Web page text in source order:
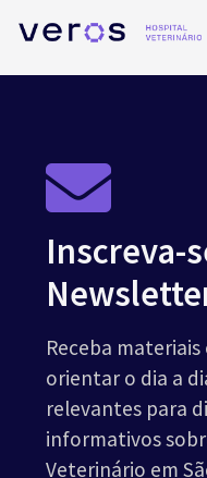
Inscreva-
Receba
orientar o dia a
relevantes para
informativos
Veterinário em